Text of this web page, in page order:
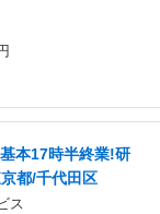
本17時半終業!研
都/千代田区
ス